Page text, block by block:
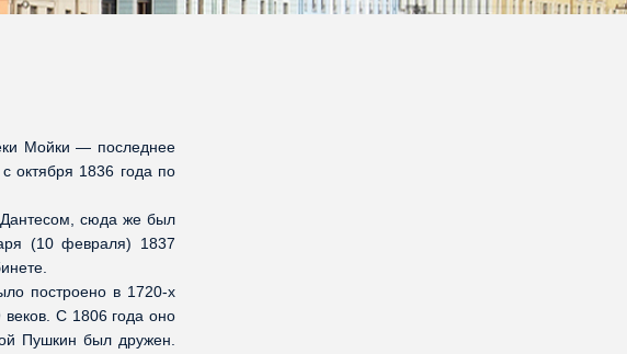
Мойки — последнее
октября 1836 года по
сюда же был
(10 февраля) 1837
построено в 1720-х
веков. С 1806 года оно
Пушкин был дружен.